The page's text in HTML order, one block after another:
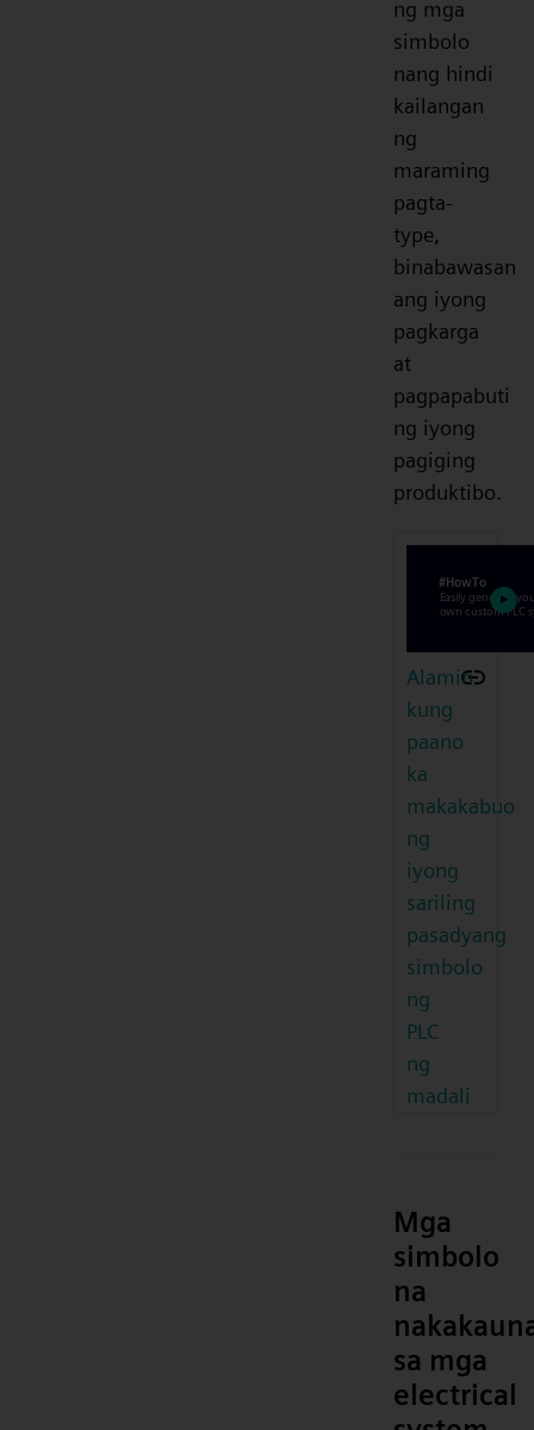
ng mga
simbolo
nang hindi
kailangan
ng
maraming
pagta-
type,
binabawasan
ang iyong
pagkarga
at
pagpapabuti
ng iyong
pagiging
produktibo.
Alamin
kung
paano
ka
makakabuo
ng
iyong
sariling
pasadyang
simbolo
ng
PLC
ng
madali
Mga
simbolo
na
sa mga
electrical